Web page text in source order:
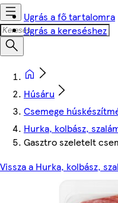
Ugrás a fő tartalomra
Ugrás a kereséshez
Húsáru
Csemege
Hurka, kolbász,
Gasztro szeletelt
Vissza a Hurka, kolbász,